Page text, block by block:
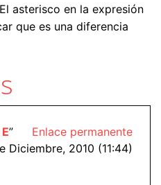
asterisco en la expresión
que es una diferencia
Enlace permanente
”
Diciembre, 2010 (11:44)